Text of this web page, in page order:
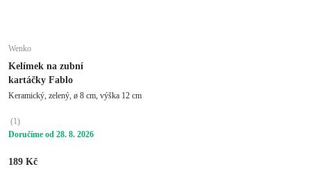
Wenko
Kelímek na zubní
kartáčky Fablo
Keramický, zelený, ø 8 cm, výška 12 cm
(1)
Doručíme od 28. 8. 2026
189 Kč